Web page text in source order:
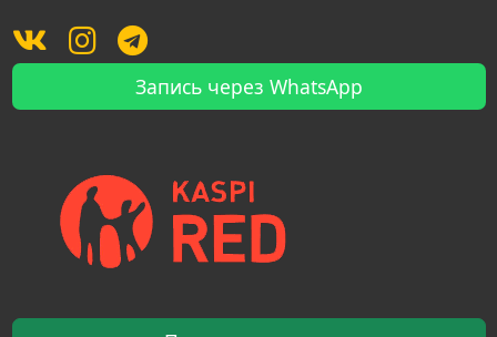
Запись через WhatsApp